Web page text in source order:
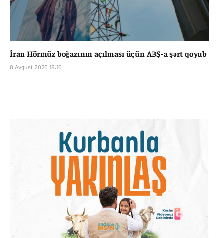
İran Hörmüz boğazının açılması üçün ABŞ-a şərt qoyub
8 Avqust 2026 18:16